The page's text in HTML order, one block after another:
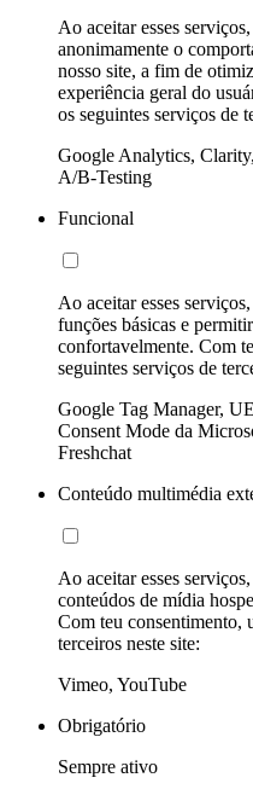
Ao aceitar esses
anonimamente o
nosso site, a fim de
experiência geral do
os seguintes serviços de
Google Analytics,
A/B-Testing
Funcional
Ao aceitar esses
funções básicas e
confortavelmente. Com
seguintes serviços de
Google Tag Manager,
Consent Mode da
Freshchat
Conteúdo multimédia
Ao aceitar esses
conteúdos de mídia
Com teu consentimento,
terceiros neste site:
Vimeo, YouTube
Obrigatório
Sempre ativo